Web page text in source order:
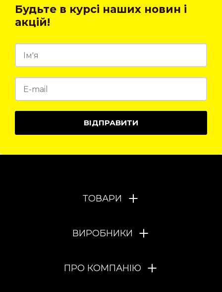
Будьте в курсі наших новин і
акцій!
ВІДПРАВИТИ
ТОВАРИ
ВИРОБНИКИ
ПРО КОМПАНІЮ